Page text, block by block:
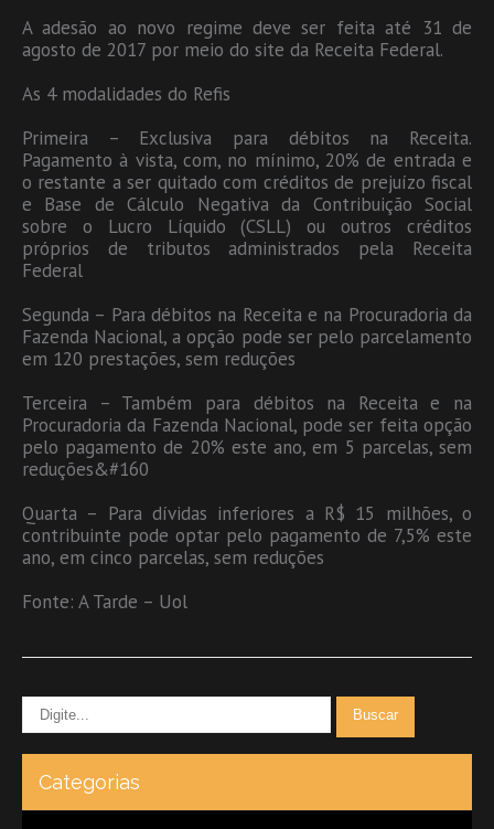
A adesão ao novo regime deve ser feita até 31 de
agosto de 2017 por meio do site da Receita Federal.
As 4 modalidades do Refis
Primeira – Exclusiva para débitos na Receita.
Pagamento à vista, com, no mínimo, 20% de entrada e
o restante a ser quitado com créditos de prejuízo fiscal
e Base de Cálculo Negativa da Contribuição Social
sobre o Lucro Líquido (CSLL) ou outros créditos
próprios de tributos administrados pela Receita
Federal
Segunda – Para débitos na Receita e na Procuradoria da
Fazenda Nacional, a opção pode ser pelo parcelamento
em 120 prestações, sem reduções
Terceira – Também para débitos na Receita e na
Procuradoria da Fazenda Nacional, pode ser feita opção
pelo pagamento de 20% este ano, em 5 parcelas, sem
reduções&#160
Quarta – Para dívidas inferiores a R$ 15 milhões, o
contribuinte pode optar pelo pagamento de 7,5% este
ano, em cinco parcelas, sem reduções
Fonte: A Tarde – Uol
Categorias